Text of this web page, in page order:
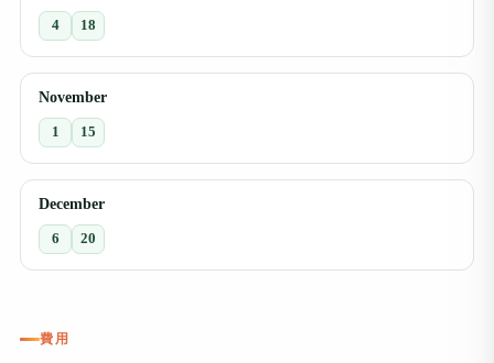
4 18
November
1 15
December
6 20
費用